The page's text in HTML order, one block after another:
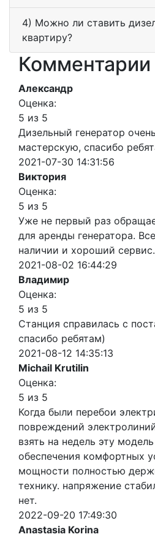
4) Можно ли ставить
квартиру?
Комментарии
Александр
Оценка:
5 из 5
Дизельный генератор
мастерскую, спасибо
2021-07-30 14:31:56
Виктория
Оценка:
5 из 5
Уже не первый раз
для аренды генератора.
наличии и хороший сервис.
2021-08-02 16:44:29
Владимир
Оценка:
5 из 5
Станция справилась с
спасибо ребятам)
2021-08-12 14:35:13
Michail Krutilin
Оценка:
5 из 5
Когда были перебои
повреждений
взять на недель эту
обеспечения комфортных
мощности полностью
технику. напряжение
нет.
2022-09-20 17:49:30
Anastasia Korina